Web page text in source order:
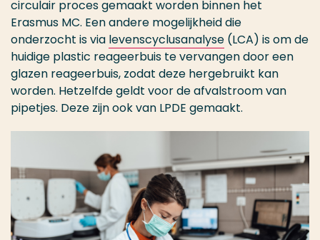
circulair proces gemaakt worden binnen het
Erasmus MC. Een andere mogelijkheid die
onderzocht is via levenscyclusanalyse (LCA) is om de
huidige plastic reageerbuis te vervangen door een
glazen reageerbuis, zodat deze hergebruikt kan
worden. Hetzelfde geldt voor de afvalstroom van
pipetjes. Deze zijn ook van LPDE gemaakt.